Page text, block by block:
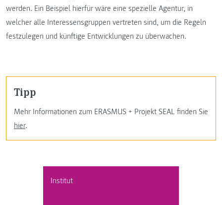
Institut
werden. Ein Beispiel hierfür wäre eine spezielle Agentur, in
welcher alle Interessensgruppen vertreten sind, um die Regeln
festzulegen und künftige Entwicklungen zu überwachen.
Tipp
Mehr Informationen zum ERASMUS + Projekt SEAL finden Sie
hier.